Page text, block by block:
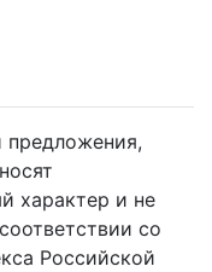
предложения,
характер и не
со
Российской